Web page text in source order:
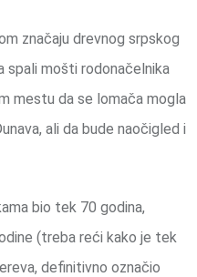
značaju drevnog srpskog
spali mošti rodonačelnika
mestu da se lomača mogla
ali da bude naočigled i
bio tek 70 godina,
(treba reći kako je tek
definitivno označio